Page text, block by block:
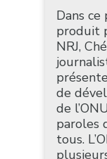
Dans
produit
NRJ,
de
de
paroles
tous.